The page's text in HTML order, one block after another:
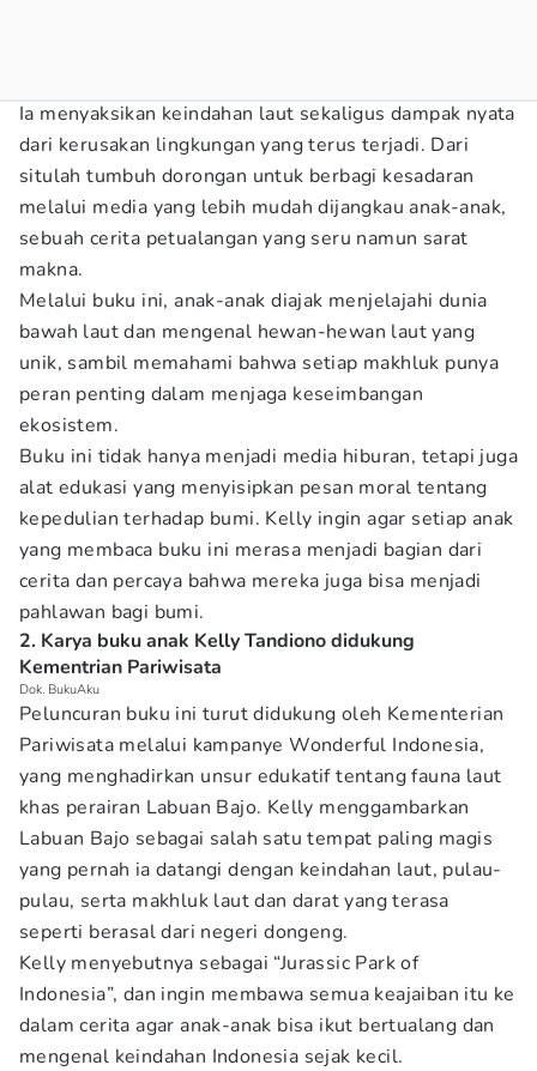
Ia menyaksikan keindahan laut sekaligus dampak nyata
dari kerusakan lingkungan yang terus terjadi. Dari
situlah tumbuh dorongan untuk berbagi kesadaran
melalui media yang lebih mudah dijangkau anak-anak,
sebuah cerita petualangan yang seru namun sarat
makna.
Melalui buku ini, anak-anak diajak menjelajahi dunia
bawah laut dan mengenal hewan-hewan laut yang
unik, sambil memahami bahwa setiap makhluk punya
peran penting dalam menjaga keseimbangan
ekosistem.
Buku ini tidak hanya menjadi media hiburan, tetapi juga
alat edukasi yang menyisipkan pesan moral tentang
kepedulian terhadap bumi. Kelly ingin agar setiap anak
yang membaca buku ini merasa menjadi bagian dari
cerita dan percaya bahwa mereka juga bisa menjadi
pahlawan bagi bumi.
2. Karya buku anak Kelly Tandiono didukung
Kementrian Pariwisata
Dok. BukuAku
Peluncuran buku ini turut didukung oleh Kementerian
Pariwisata melalui kampanye Wonderful Indonesia,
yang menghadirkan unsur edukatif tentang fauna laut
khas perairan Labuan Bajo. Kelly menggambarkan
Labuan Bajo sebagai salah satu tempat paling magis
yang pernah ia datangi dengan keindahan laut, pulau-
pulau, serta makhluk laut dan darat yang terasa
seperti berasal dari negeri dongeng.
Kelly menyebutnya sebagai “Jurassic Park of
Indonesia”, dan ingin membawa semua keajaiban itu ke
dalam cerita agar anak-anak bisa ikut bertualang dan
mengenal keindahan Indonesia sejak kecil.